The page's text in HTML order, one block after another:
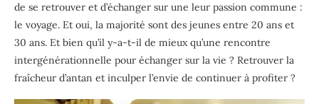
de se retrouver et d’échanger sur une leur passion commune :
le voyage. Et oui, la majorité sont des jeunes entre 20 ans et
30 ans. Et bien qu’il y-a-t-il de mieux qu’une rencontre
intergénérationnelle pour échanger sur la vie ? Retrouver la
fraîcheur d’antan et inculper l’envie de continuer à profiter ?